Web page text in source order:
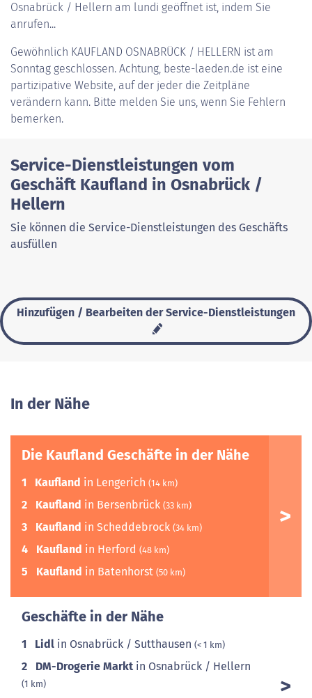
Osnabrück / Hellern am lundi geöffnet ist, indem Sie
anrufen...
Gewöhnlich KAUFLAND OSNABRÜCK / HELLERN ist am
Sonntag geschlossen. Achtung, beste-laeden.de ist eine
partizipative Website, auf der jeder die Zeitpläne
verändern kann. Bitte melden Sie uns, wenn Sie Fehlern
bemerken.
Service-Dienstleistungen vom
Geschäft Kaufland in Osnabrück /
Hellern
Sie können die Service-Dienstleistungen des Geschäfts
ausfüllen
Hinzufügen / Bearbeiten der Service-Dienstleistungen
In der Nähe
Die Kaufland Geschäfte in der Nähe
1 Kaufland in Lengerich (14 km)
2 Kaufland in Bersenbrück (33 km)
3 Kaufland in Scheddebrock (34 km)
4 Kaufland in Herford (48 km)
5 Kaufland in Batenhorst (50 km)
Geschäfte in der Nähe
1 Lidl in Osnabrück / Sutthausen (< 1 km)
2 DM-Drogerie Markt in Osnabrück / Hellern
(1 km)